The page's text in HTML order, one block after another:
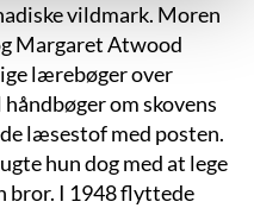
vildmark. Moren
Margaret Atwood
lærebøger over
om skovens
læsestof med posten.
hun dog med at lege
bror. I 1948 flyttede